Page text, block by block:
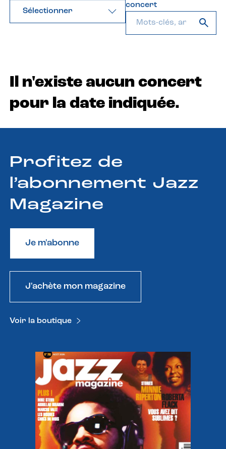
Sélectionner
concert
Il n'existe aucun concert
pour la date indiquée.
Profitez de
l’abonnement Jazz
Magazine
Je m'abonne
J'achète mon magazine
Voir la boutique